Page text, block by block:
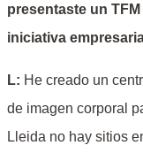
presentaste un
iniciativa
L: He creado un
de imagen corporal
Lleida no hay sitios